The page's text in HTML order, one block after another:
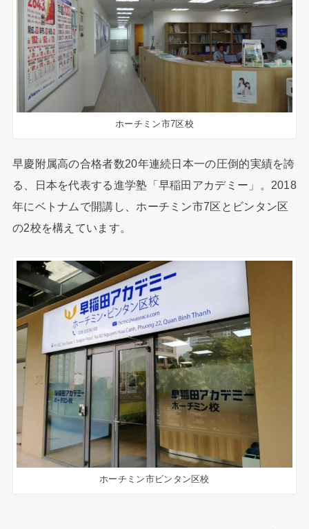
ホーチミン市7区校
早慶附属高の合格者数20年連続日本一の圧倒的実績を誇
る、日本を代表する進学塾「早稲田アカデミー」。2018
年にベトナムで開講し、ホーチミン市7区とビンタン区
の2校を構えています。
ホーチミン市ビンタン区校